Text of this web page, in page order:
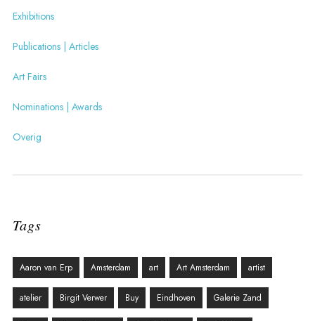
Exhibitions
Publications | Articles
Art Fairs
Nominations | Awards
Overig
Tags
Aaron van Erp Amsterdam art Art Amsterdam artist
atelier Birgit Verwer Buy Eindhoven Galerie Zand